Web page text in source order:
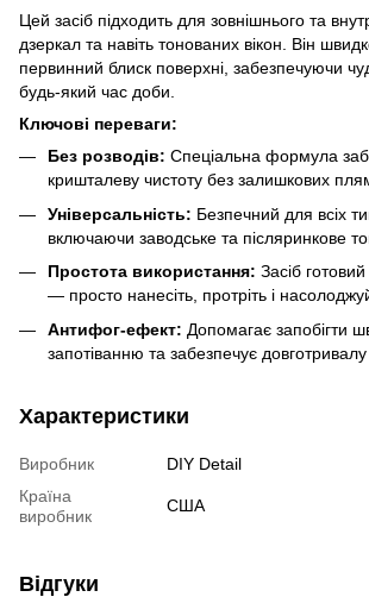
Цей засіб підходить для зовнішнього та
дзеркал та навіть тонованих вікон. Він
первинний блиск поверхні, забезпечуючи
будь-який час доби.
Ключові переваги:
Без розводів: Спеціальна формула
кришталеву чистоту без залишкових
Універсальність: Безпечний для всіх
включаючи заводське та післяринкове
Простота використання: Засіб
— просто нанесіть, протріть і
Антифог-ефект: Допомагає запобігти
запотіванню та забезпечує довготривалу
Характеристики
Виробник
DIY Detail
Країна
виробник
США
Відгуки